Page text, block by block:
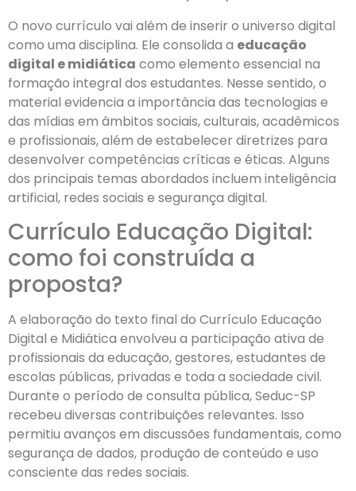
O novo currículo vai além de inserir o universo digital
como uma disciplina. Ele consolida a educação
digital e midiática como elemento essencial na
formação integral dos estudantes. Nesse sentido, o
material evidencia a importância das tecnologias e
das mídias em âmbitos sociais, culturais, acadêmicos
e profissionais, além de estabelecer diretrizes para
desenvolver competências críticas e éticas. Alguns
dos principais temas abordados incluem inteligência
artificial, redes sociais e segurança digital.
Currículo Educação Digital:
como foi construída a
proposta?
A elaboração do texto final do Currículo Educação
Digital e Midiática envolveu a participação ativa de
profissionais da educação, gestores, estudantes de
escolas públicas, privadas e toda a sociedade civil.
Durante o período de consulta pública, Seduc-SP
recebeu diversas contribuições relevantes. Isso
permitiu avanços em discussões fundamentais, como
segurança de dados, produção de conteúdo e uso
consciente das redes sociais.